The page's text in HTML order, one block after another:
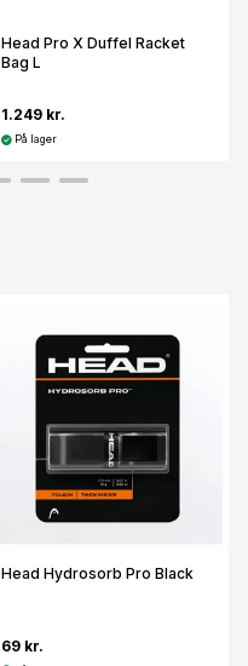
Head Pro X Duffel Racket
Bag L
1.249 kr.
På lager
Head Hydrosorb Pro Black
69 kr.